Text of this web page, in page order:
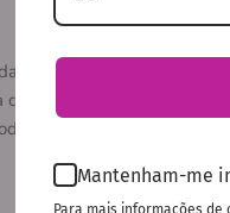
O conceito
se converteu
Mantenham-me
Para mais informações